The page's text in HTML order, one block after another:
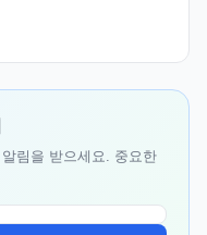
림을 받으세요. 중요한